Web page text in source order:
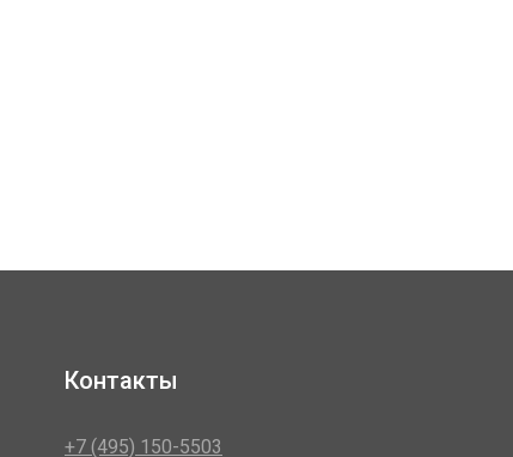
Контакты
+7 (495) 150-5503